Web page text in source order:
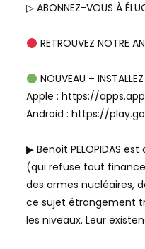
▷ ABONNEZ-VOUS À
RETROUVEZ NOTRE
NOUVEAU –
Apple : https://
Android : https://
▶ Benoit PELOPIDAS
(qui refuse tout
des armes nucléaires,
ce sujet étrangement
les niveaux. Leur